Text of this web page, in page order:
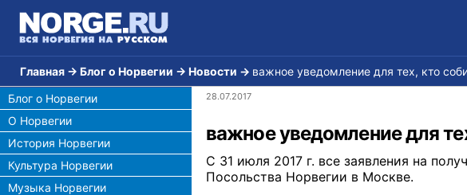
Главная → Блог о Норвегии → Новости → важное уведомление для тех, кто
Блог о Норвегии
О Норвегии
История Норвегии
Культура Норвегии
Музыка Норвегии
28.07.2017
важное уведомление для
С 31 июля 2017 г. все заявления на
Посольства Норвегии в Москве.